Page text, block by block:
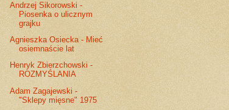
Andrzej Sikorowski -
Piosenka o ulicznym
grajku
Agnieszka Osiecka - Mieć
osiemnaście lat
Henryk Zbierzchowski -
ROZMYŚLANIA
Adam Zagajewski -
"Sklepy mięsne" 1975